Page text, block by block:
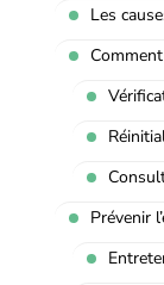
Les
Prévenir